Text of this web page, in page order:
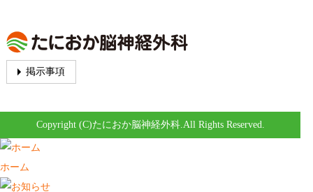
掲示事項
Copyright (C)たにおか脳神経外科.All Rights Reserved.
ホーム